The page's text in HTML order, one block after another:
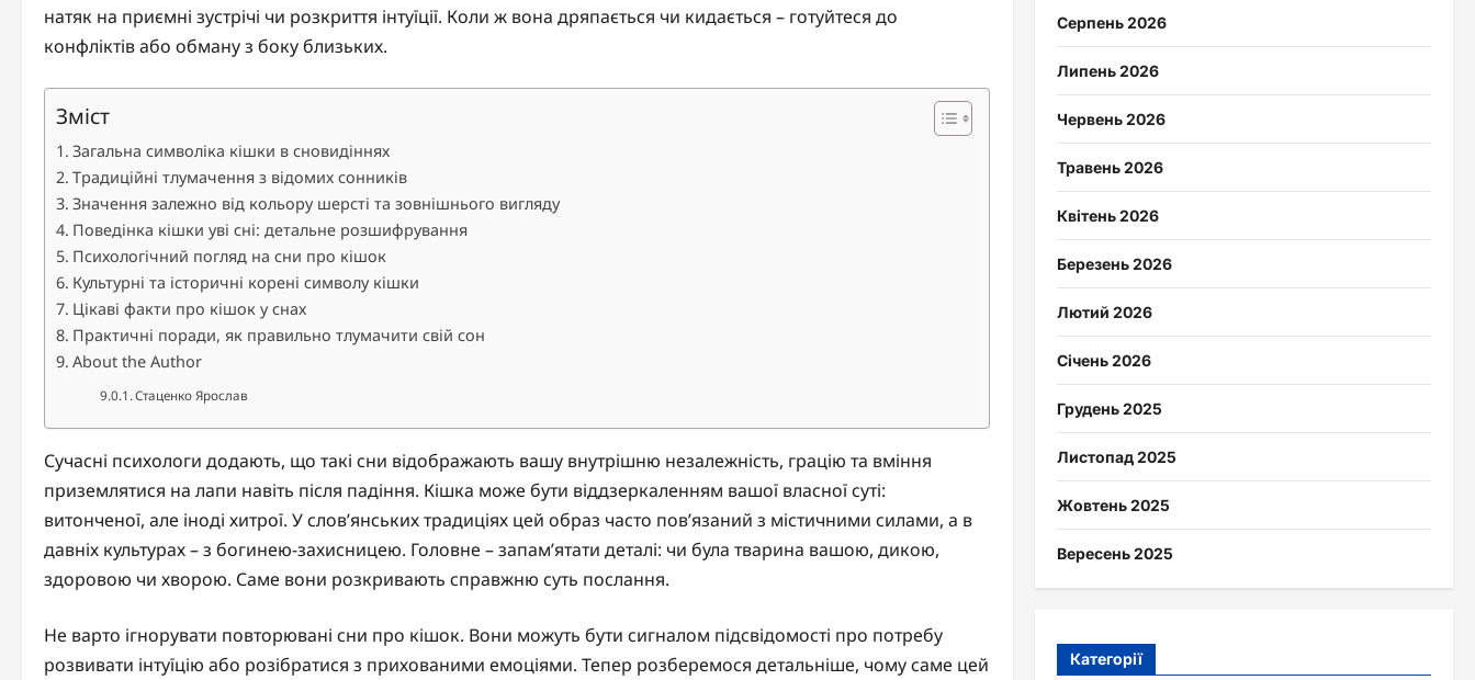
натяк на приємні зустрічі чи розкриття інтуїції. Коли ж вона дряпається чи кидається – готуйтеся до
конфліктів або обману з боку близьких.
Зміст
Загальна символіка кішки в сновидіннях
Традиційні тлумачення з відомих сонників
Значення залежно від кольору шерсті та зовнішнього вигляду
Поведінка кішки уві сні: детальне розшифрування
Психологічний погляд на сни про кішок
Культурні та історичні корені символу кішки
Цікаві факти про кішок у снах
Практичні поради, як правильно тлумачити свій сон
About the Author
Стаценко Ярослав
Сучасні психологи додають, що такі сни відображають вашу внутрішню незалежність, грацію та вміння
приземлятися на лапи навіть після падіння. Кішка може бути віддзеркаленням вашої власної суті:
витонченої, але іноді хитрої. У слов’янських традиціях цей образ часто пов’язаний з містичними силами, а в
давніх культурах – з богинею-захисницею. Головне – запам’ятати деталі: чи була тварина вашою, дикою,
здоровою чи хворою. Саме вони розкривають справжню суть послання.
Не варто ігнорувати повторювані сни про кішок. Вони можуть бути сигналом підсвідомості про потребу
розвивати інтуїцію або розібратися з прихованими емоціями. Тепер розберемося детальніше, чому саме цей
Серпень 2026
Липень 2026
Червень 2026
Травень 2026
Квітень 2026
Березень 2026
Лютий 2026
Січень 2026
Грудень 2025
Листопад 2025
Жовтень 2025
Вересень 2025
Категорії